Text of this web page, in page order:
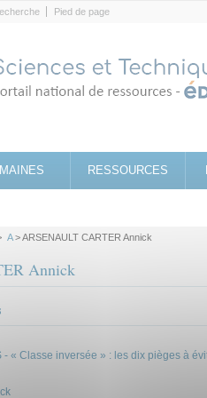
Pied de page
RESSOURCES
A> ARSENAULT CARTER Annick
Annick
- « Classe inversée » : les dix pièges à